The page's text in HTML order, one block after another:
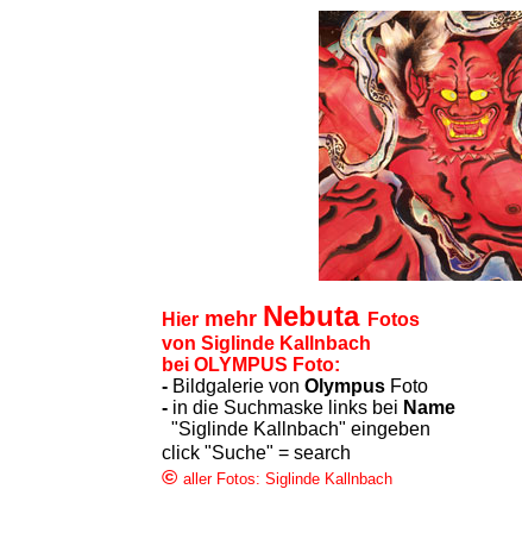
Hiermehr Nebuta Fotos
von Siglinde Kallnbach
bei OLYMPUS Foto:
-Bildgalerie von OlympusFoto
-in die Suchmaske links bei Name
"Siglinde Kallnbach" eingeben
click "Suche" = search
© aller Fotos: Siglinde Kallnbach